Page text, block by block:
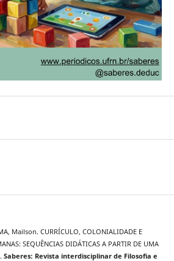
Mailson. CURRÍCULO, COLONIALIDADE E
SEQUÊNCIAS DIDÁTICAS A PARTIR DE UMA
Saberes: Revista interdisciplinar de Filosofia e